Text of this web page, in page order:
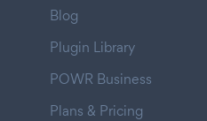
Blog
Plugin Library
POWR Business
Plans & Pricing